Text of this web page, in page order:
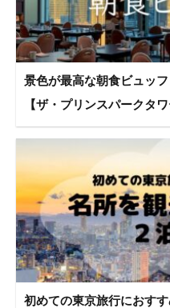
景色が最高な朝食ビュッフ
【ザ・プリンスパークタワ
初めての東京旅行におす